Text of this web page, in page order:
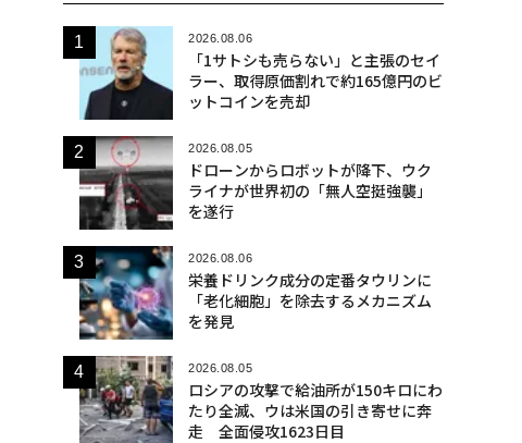
2026.08.06
「1サトシも売らない」と主張のセイ
ラー、取得原価割れで約165億円のビ
ットコインを売却
2026.08.05
ドローンからロボットが降下、ウク
ライナが世界初の「無人空挺強襲」
を遂行
2026.08.06
栄養ドリンク成分の定番タウリンに
「老化細胞」を除去するメカニズム
を発見
2026.08.05
ロシアの攻撃で給油所が150キロにわ
たり全滅、ウは米国の引き寄せに奔
走 全面侵攻1623日目